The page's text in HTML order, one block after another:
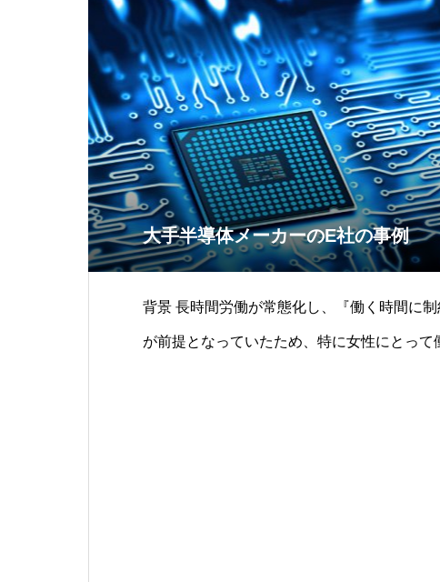
大手半導体メーカーのE社の事例
背景 長時間労働が常態化し、『働く時間に制約がない』こと
が前提となっていたため、特に女性にとって